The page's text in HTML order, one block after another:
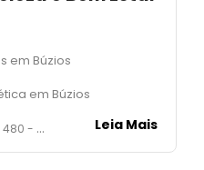
em Búzios
em Búzios
dos Búzios Leia Mais